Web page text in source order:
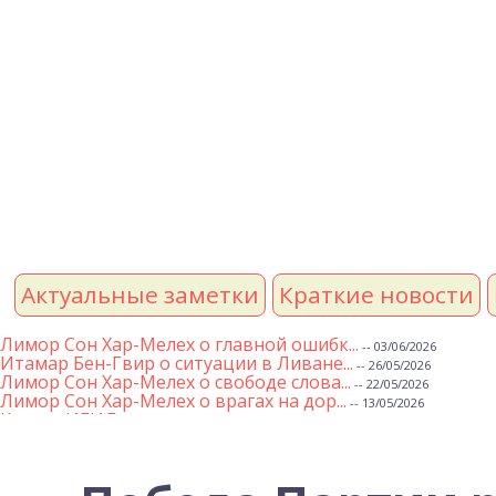
Актуальные заметки Краткие новости
Лимор Сон Хар-Мелех о главной ошибк... -- 03/06/2026
Итамар Бен-Гвир о ситуации в Ливане... -- 26/05/2026
Лимор Сон Хар-Мелех о свободе слова... -- 22/05/2026
Лимор Сон Хар-Мелех о врагах на дор... -- 13/05/2026
Клятва ИГИЛ